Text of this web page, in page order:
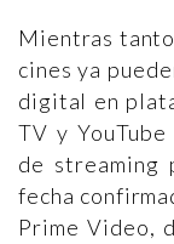
Mientras
cines ya
digital en
TV y
de streaming
fecha
Prime Video,